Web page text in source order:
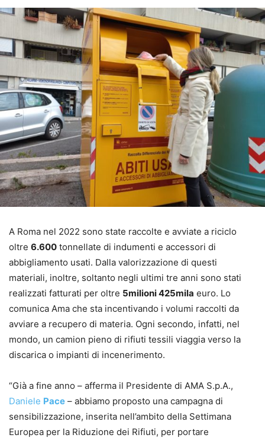
A Roma nel 2022 sono state raccolte e avviate a riciclo
oltre 6.600 tonnellate di indumenti e accessori di
abbigliamento usati. Dalla valorizzazione di questi
materiali, inoltre, soltanto negli ultimi tre anni sono stati
realizzati fatturati per oltre 5milioni 425mila euro. Lo
comunica Ama che sta incentivando i volumi raccolti da
avviare a recupero di materia. Ogni secondo, infatti, nel
mondo, un camion pieno di rifiuti tessili viaggia verso la
discarica o impianti di incenerimento.
“Già a fine anno – afferma il Presidente di AMA S.p.A.,
Daniele Pace – abbiamo proposto una campagna di
sensibilizzazione, inserita nell’ambito della Settimana
Europea per la Riduzione dei Rifiuti, per portare